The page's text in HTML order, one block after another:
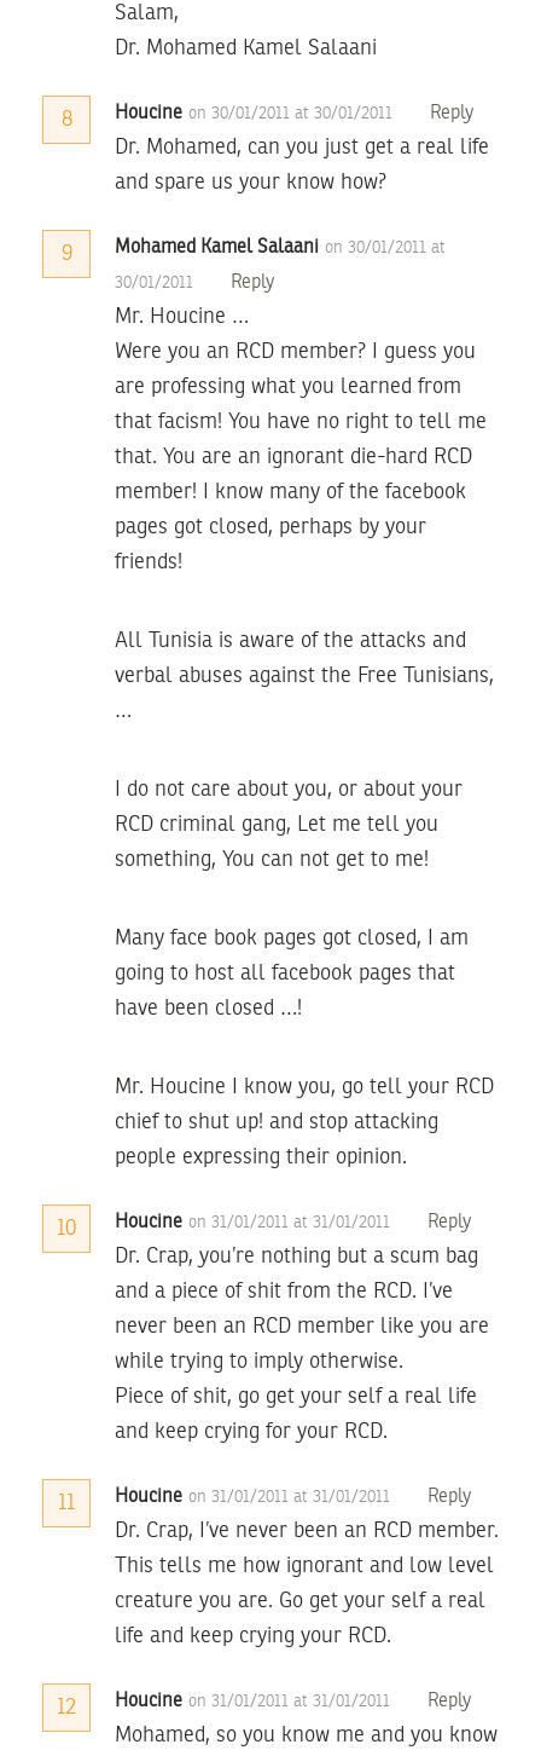
Salam,
Dr. Mohamed Kamel Salaani
8 Houcine on 30/01/2011 at 30/01/2011 Reply
Dr. Mohamed, can you just get a real life
and spare us your know how?
9 Mohamed Kamel Salaani on 30/01/2011 at
30/01/2011 Reply
Mr. Houcine …
Were you an RCD member? I guess you
are professing what you learned from
that facism! You have no right to tell me
that. You are an ignorant die-hard RCD
member! I know many of the facebook
pages got closed, perhaps by your
friends!
All Tunisia is aware of the attacks and
verbal abuses against the Free Tunisians,
…
I do not care about you, or about your
RCD criminal gang, Let me tell you
something, You can not get to me!
Many face book pages got closed, I am
going to host all facebook pages that
have been closed …!
Mr. Houcine I know you, go tell your RCD
chief to shut up! and stop attacking
people expressing their opinion.
10 Houcine on 31/01/2011 at 31/01/2011 Reply
Dr. Crap, you’re nothing but a scum bag
and a piece of shit from the RCD. I’ve
never been an RCD member like you are
while trying to imply otherwise.
Piece of shit, go get your self a real life
and keep crying for your RCD.
Houcine on 31/01/2011 at 31/01/2011 Reply
Dr. Crap, I’ve never been an RCD member.
This tells me how ignorant and low level
creature you are. Go get your self a real
life and keep crying your RCD.
12 Houcine on 31/01/2011 at 31/01/2011 Reply
Mohamed, so you know me and you know